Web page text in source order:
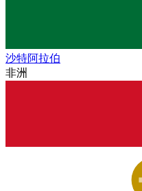
沙特阿拉伯
非洲